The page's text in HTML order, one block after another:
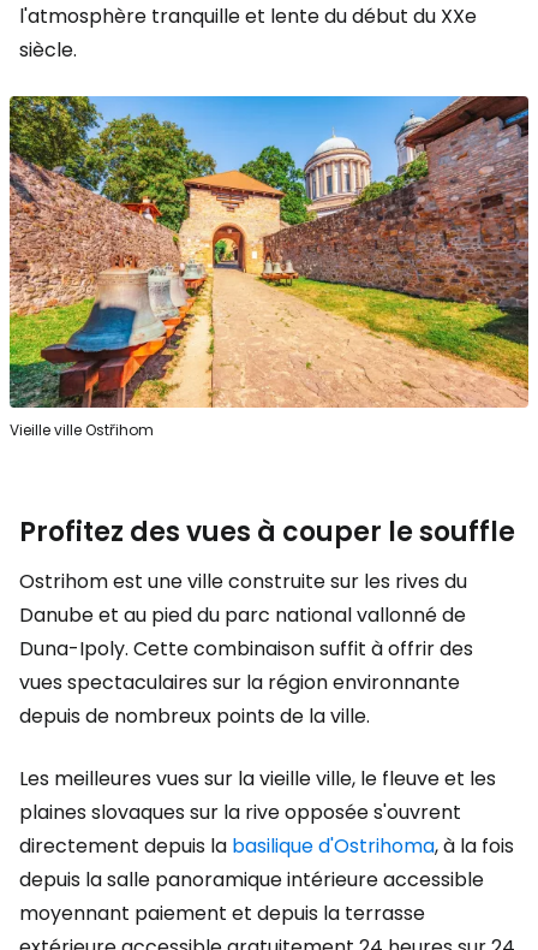
l'atmosphère tranquille et lente du début du XXe
siècle.
Vieille ville Ostřihom
Profitez des vues à couper le souffle
Ostrihom est une ville construite sur les rives du
Danube et au pied du parc national vallonné de
Duna-Ipoly. Cette combinaison suffit à offrir des
vues spectaculaires sur la région environnante
depuis de nombreux points de la ville.
Les meilleures vues sur la vieille ville, le fleuve et les
plaines slovaques sur la rive opposée s'ouvrent
directement depuis la basilique d'Ostrihoma, à la fois
depuis la salle panoramique intérieure accessible
moyennant paiement et depuis la terrasse